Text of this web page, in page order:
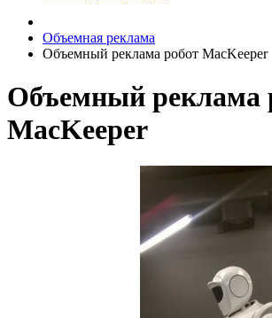
Объемная реклама
Объемный реклама робот MacKeeper
Объемный реклама
MacKeeper